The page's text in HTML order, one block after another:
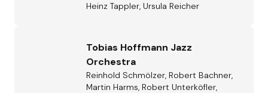
Heinz Tappler, Ursula Reicher
Tobias Hoffmann Jazz
Orchestra
Reinhold Schmölzer, Robert Bachner,
Martin Harms, Robert Unterköfler,